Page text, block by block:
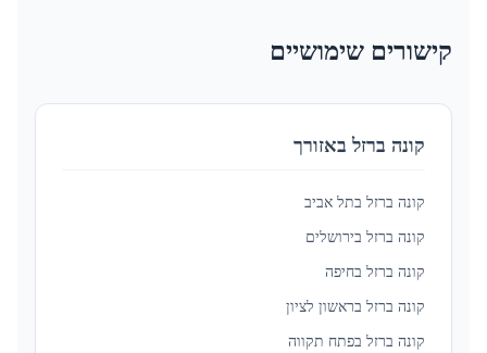
קישורים שימושיים
קונה ברזל באזורך
קונה ברזל בתל אביב
קונה ברזל בירושלים
קונה ברזל בחיפה
קונה ברזל בראשון לציון
קונה ברזל בפתח תקווה